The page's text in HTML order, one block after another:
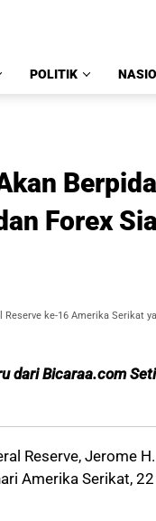
POLITIK
Forex
ke-16 Amerika Serikat
dari Bicaraa.com
Reserve, Jerome
Amerika Serikat,